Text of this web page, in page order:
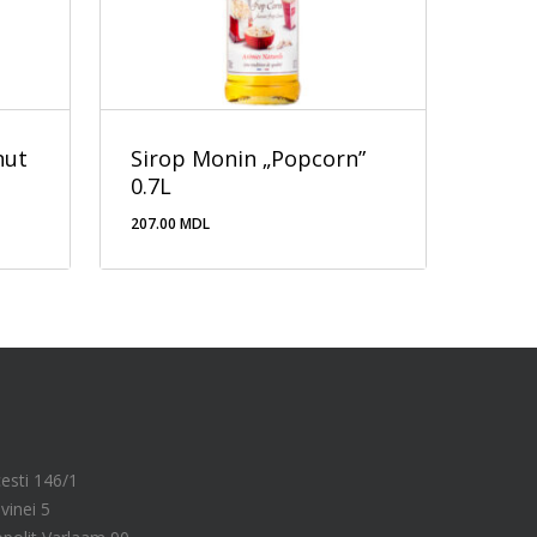
Sirop Monin „Popcorn”
0.7L
207.00 MDL
146/1
5